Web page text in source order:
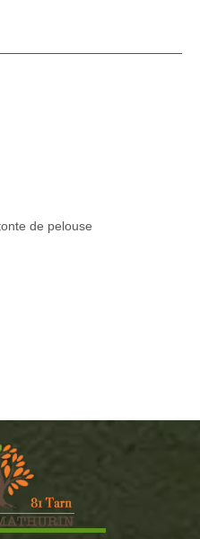
de pelouse